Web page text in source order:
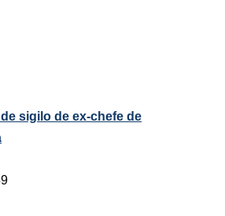
sigilo de ex-chefe de